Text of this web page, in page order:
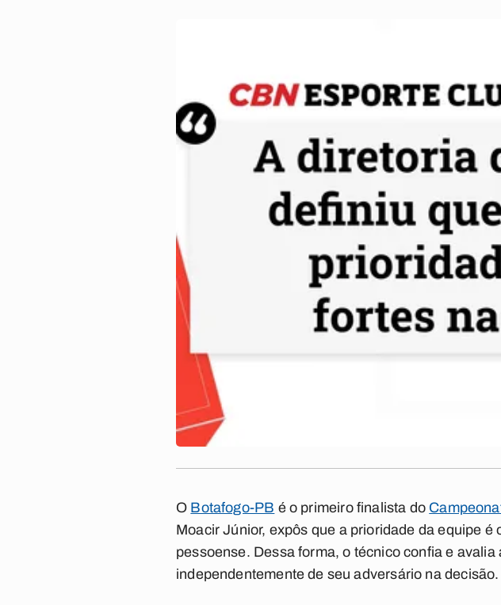
O Botafogo-PB é o primeiro finalista do
Moacir Júnior, expôs que a prioridade da equipe
pessoense. Dessa forma, o técnico confia e
independentemente de seu adversário na decisão.